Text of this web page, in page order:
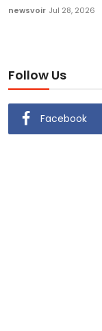
newsvoir Jul 28, 2026
Follow Us
Facebook